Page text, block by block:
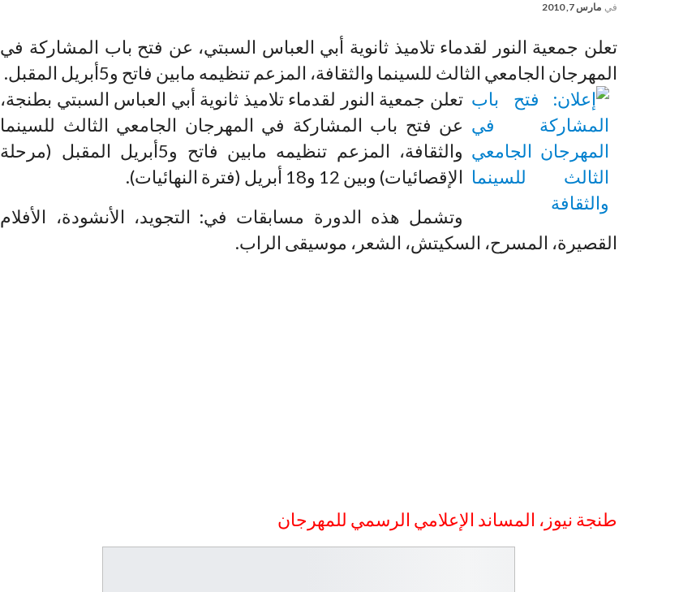
في مارس 7, 2010
تعلن جمعية النور لقدماء تلاميذ ثانوية أبي العباس السبتي، عن فتح باب المشاركة في
المهرجان الجامعي الثالث للسينما والثقافة، المزعم تنظيمه مابين فاتح و5أبريل المقبل.
تعلن جمعية النور لقدماء تلاميذ ثانوية أبي العباس السبتي بطنجة،
عن فتح باب المشاركة في المهرجان الجامعي الثالث للسينما
والثقافة، المزعم تنظيمه مابين فاتح و5أبريل المقبل (مرحلة
الإقصائيات) وبين 12 و18 أبريل (فترة النهائيات).
وتشمل هذه الدورة مسابقات في: التجويد، الأنشودة، الأفلام
القصيرة، المسرح، السكيتش، الشعر، موسيقى الراب.
طنجة نيوز، المساند الإعلامي الرسمي للمهرجان